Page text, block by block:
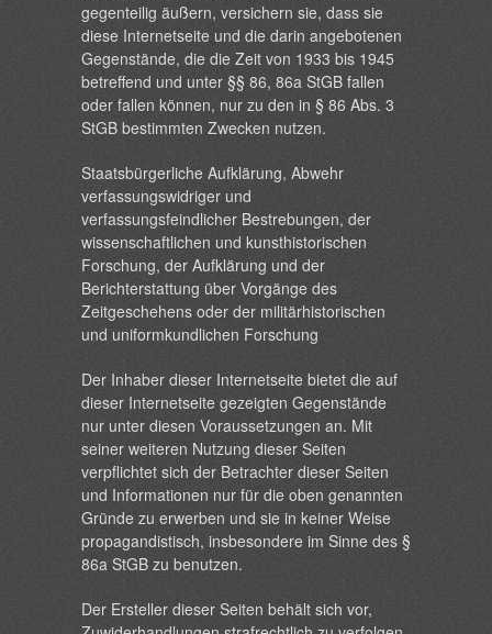
gegenteilig äußern, versichern sie, dass sie
diese Internetseite und die darin angebotenen
Gegenstände, die die Zeit von 1933 bis 1945
betreffend und unter §§ 86, 86a StGB fallen
oder fallen können, nur zu den in § 86 Abs. 3
StGB bestimmten Zwecken nutzen.
Staatsbürgerliche Aufklärung, Abwehr
verfassungswidriger und
verfassungsfeindlicher Bestrebungen, der
wissenschaftlichen und kunsthistorischen
Forschung, der Aufklärung und der
Berichterstattung über Vorgänge des
Zeitgeschehens oder der militärhistorischen
und uniformkundlichen Forschung
Der Inhaber dieser Internetseite bietet die auf
dieser Internetseite gezeigten Gegenstände
nur unter diesen Voraussetzungen an. Mit
seiner weiteren Nutzung dieser Seiten
verpflichtet sich der Betrachter dieser Seiten
und Informationen nur für die oben genannten
Gründe zu erwerben und sie in keiner Weise
propagandistisch, insbesondere im Sinne des §
86a StGB zu benutzen.
Der Ersteller dieser Seiten behält sich vor,